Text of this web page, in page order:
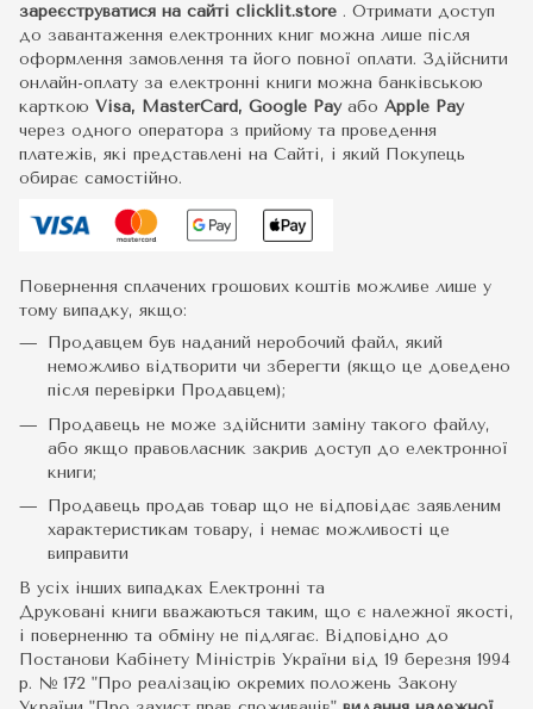
зареєструватися на сайті clicklit.store . Отримати доступ
до завантаження електронних книг можна лише після
оформлення замовлення та його повної оплати. Здійснити
онлайн-оплату за електронні книги можна банківською
карткою Visa, MasterCard, Google Pay або Apple Pay
через одного оператора з прийому та проведення
платежів, які представлені на Сайті, і який Покупець
обирає самостійно.
Повернення сплачених грошових коштів можливе лише у
тому випадку, якщо:
Продавцем був наданий неробочий файл, який
неможливо відтворити чи зберегти (якщо це доведено
після перевірки Продавцем);
Продавець не може здійснити заміну такого файлу,
або якщо правовласник закрив доступ до електронної
книги;
Продавець продав товар що не відповідає заявленим
характеристикам товару, і немає можливості це
виправити
В усіх інших випадках Електронні та
Друковані книги вважаються таким, що є належної якості,
і поверненню та обміну не підлягає. Відповідно до
Постанови Кабінету Міністрів України від 19 березня 1994
р. № 172 "Про реалізацію окремих положень Закону